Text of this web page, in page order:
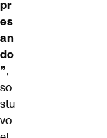
pr
es
an
do
”,
so
stu
vo